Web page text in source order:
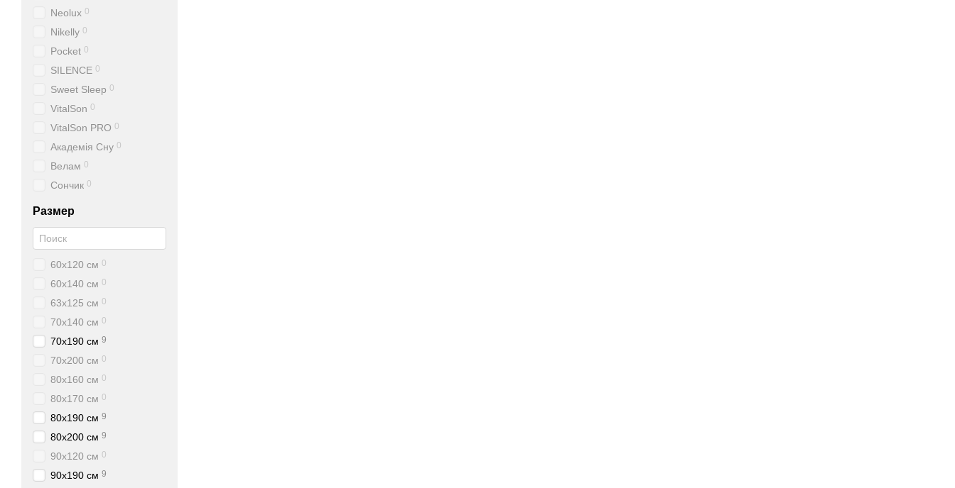
Neolux 0
Nikelly 0
Pocket 0
SILENCE 0
Sweet Sleep 0
VitalSon 0
VitalSon PRO 0
Академія Сну 0
Велам 0
Сончик 0
Размер
60х120 см 0
60х140 см 0
63х125 см 0
70х140 см 0
70х190 см 9
70х200 см 0
80х160 см 0
80х170 см 0
80х190 см 9
80х200 см 9
90х120 см 0
90х190 см 9